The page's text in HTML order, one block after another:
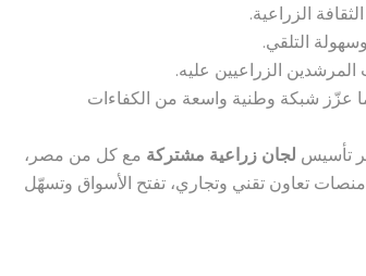
الزراعية.
التلقي.
المرشدين الزراعيين عليه.
عزّز شبكة وطنية واسعة من الكفاءات
تأسيس لجان زراعية مشتركة مع كل من مصر،
منصات تعاون تقني وتجاري، تفتح الأسواق وتسهّل